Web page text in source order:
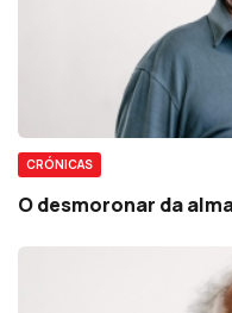
CRÓNICAS
O desmoronar da